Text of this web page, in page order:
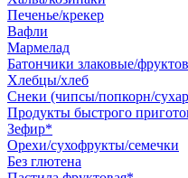
Печенье/крекер
Вафли
Мармелад
Батончики злаковые/
Хлебцы/хлеб
Снеки (чипсы/попкорн/
Продукты быстрого
Зефир*
Орехи/сухофрукты/семечки
Без глютена